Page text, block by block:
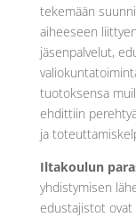
tekemään
aiheeseen
jäsenpalvelut,
tuotoksensa
ehdittiin
ja
Iltakoulun
yhdistymisen
edustajistot ovat